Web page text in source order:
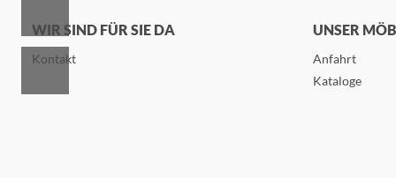
WIR SIND FÜR SIE DA
Kontakt
UNSER
Anfahrt
Kataloge